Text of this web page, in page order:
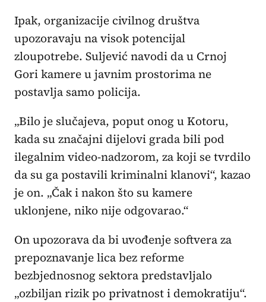
Ipak, organizacije civilnog društva
upozoravaju na visok potencijal
zloupotrebe. Suljević navodi da u Crnoj
Gori kamere u javnim prostorima ne
postavlja samo policija.
„Bilo je slučajeva, poput onog u Kotoru,
kada su značajni dijelovi grada bili pod
ilegalnim video-nadzorom, za koji se tvrdilo
da su ga postavili kriminalni klanovi“, kazao
je on. „Čak i nakon što su kamere
uklonjene, niko nije odgovarao.“
On upozorava da bi uvođenje softvera za
prepoznavanje lica bez reforme
bezbjednosnog sektora predstavljalo
„ozbiljan rizik po privatnost i demokratiju“.